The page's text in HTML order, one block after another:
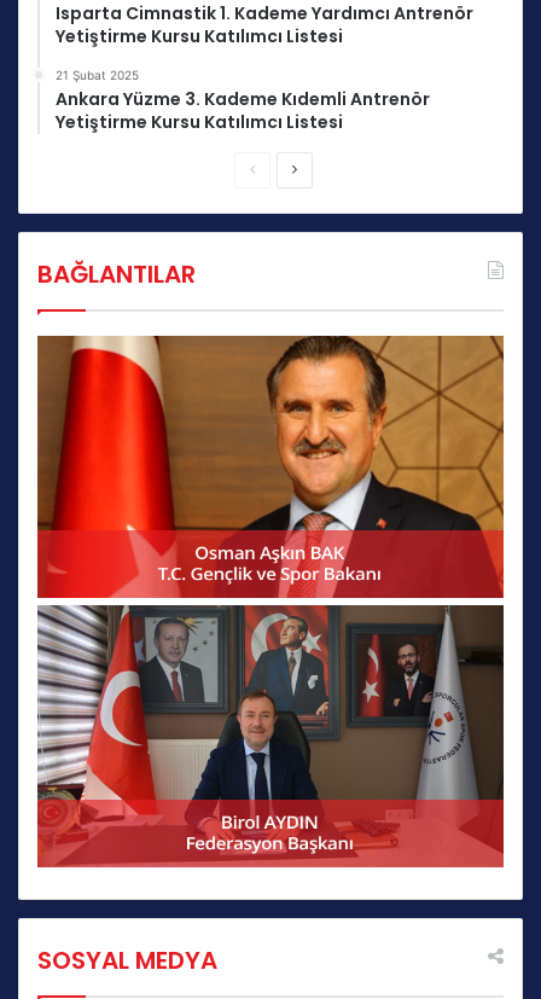
Isparta Cimnastik 1. Kademe Yardımcı Antrenör
Yetiştirme Kursu Katılımcı Listesi
21 Şubat 2025
Ankara Yüzme 3. Kademe Kıdemli Antrenör
Yetiştirme Kursu Katılımcı Listesi
Önceki
BAĞLANTILAR
SOSYAL MEDYA